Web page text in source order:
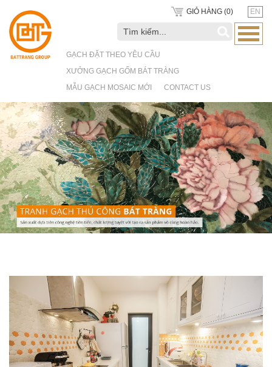
GIỎ HÀNG (0) EN
GẠCH ĐẶT THEO YÊU CẦU
XƯỞNG GẠCH GỐM BÁT TRÀNG
MẪU GẠCH MOSAIC MỚI
CONTACT US